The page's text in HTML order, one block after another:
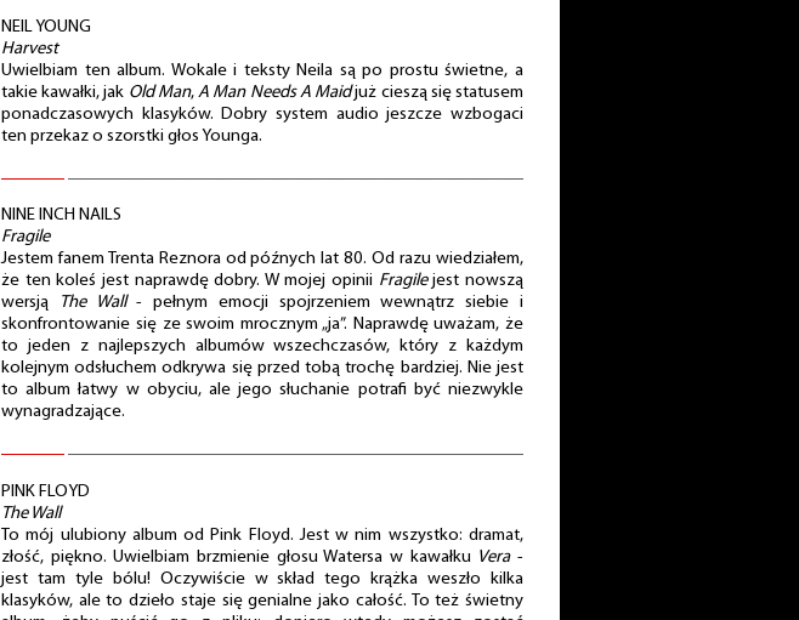
NEIL YOUNG
Harvest
Uwielbiam ten album. Wokale i teksty Neila są po prostu świetne, a
takie kawałki, jak Old Man,A Man Needs A Maidjuż cieszą się statusem
ponadczasowych klasyków. Dobry system audio jeszcze wzbogaci
ten przekaz o szorstki głos Younga.
NINE INCH NAILS
Fragile
Jestem fanem Trenta Reznora od późnych lat 80. Od razu wiedziałem,
że ten koleś jest naprawdę dobry. W mojej opinii Fragilejest nowszą
wersją
The Wall- pełnym emocji spojrzeniem wewnątrz siebie i
skonfrontowanie się ze swoim mrocznym „ja”. Naprawdę uważam, że
to jeden z najlepszych albumów wszechczasów, który z każdym
kolejnym odsłuchem odkrywa się przed tobą trochę bardziej. Nie jest
to album łatwy w obyciu, ale jego słuchanie potrafi być niezwykle
wynagradzające.
PINK FLOYD
The Wall
To mój ulubiony album od Pink Floyd. Jest w nim wszystko: dramat,
złość, piękno. Uwielbiam brzmienie głosu Watersa w kawałku Vera-
jest tam tyle bólu! Oczywiście w skład tego krążka weszło kilka
klasyków, ale to dzieło staje się genialne jako całość. To też świetny